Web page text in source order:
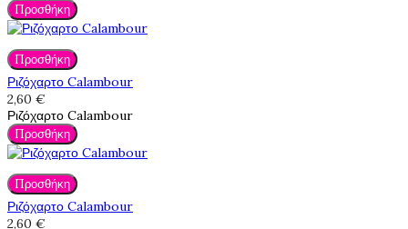
Προσθήκη
Προσθήκη
Ριζόχαρτο Calambour
2,60 €
Ριζόχαρτο Calambour
Προσθήκη
Προσθήκη
Ριζόχαρτο Calambour
2,60 €